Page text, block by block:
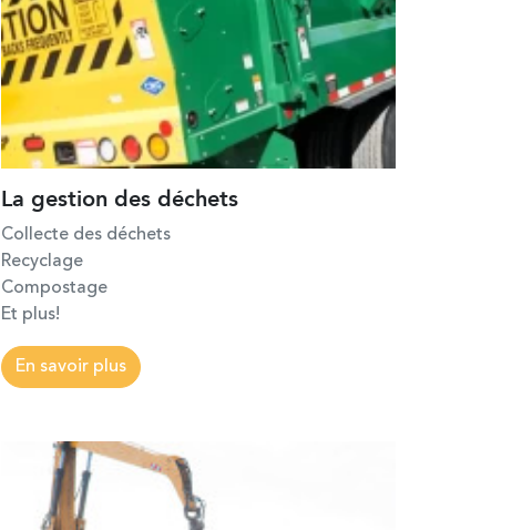
La gestion des déchets
Collecte des déchets
Recyclage
Compostage
Et plus!
En savoir plus